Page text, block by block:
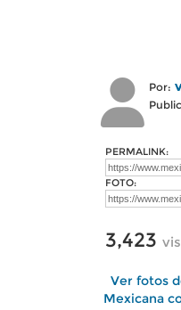
Por:
PERMALINK:
FOTO:
3,423
Ver fotos
Mexicana